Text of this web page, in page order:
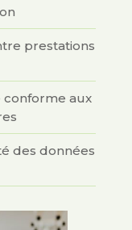
prestations
aux
des données